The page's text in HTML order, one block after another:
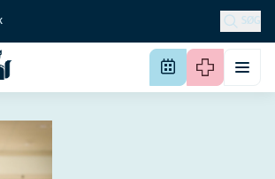
SØG